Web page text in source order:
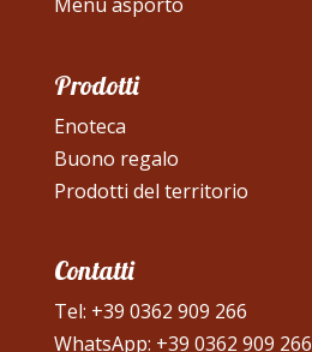
Menu asporto
Prodotti
Enoteca
Buono regalo
Prodotti del territorio
Contatti
Tel: +39 0362 909 266
WhatsApp: +39 0362 909 266